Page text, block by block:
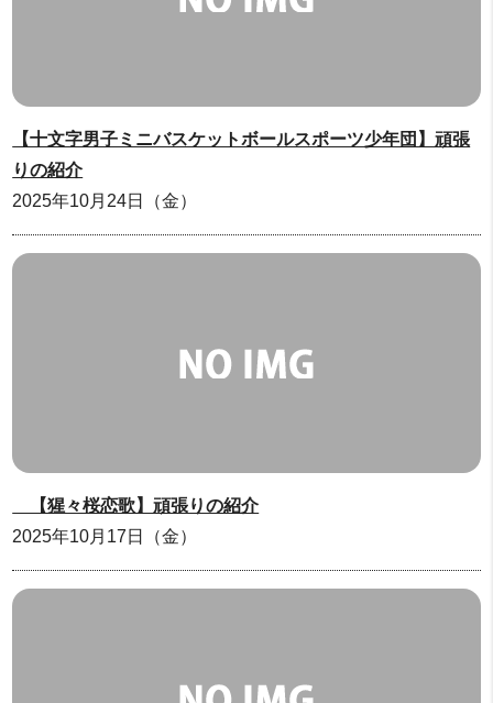
【十文字男子ミニバスケットボールスポーツ少年団】頑張
りの紹介
2025年10月24日（金）
【猩々桜恋歌】頑張りの紹介
2025年10月17日（金）